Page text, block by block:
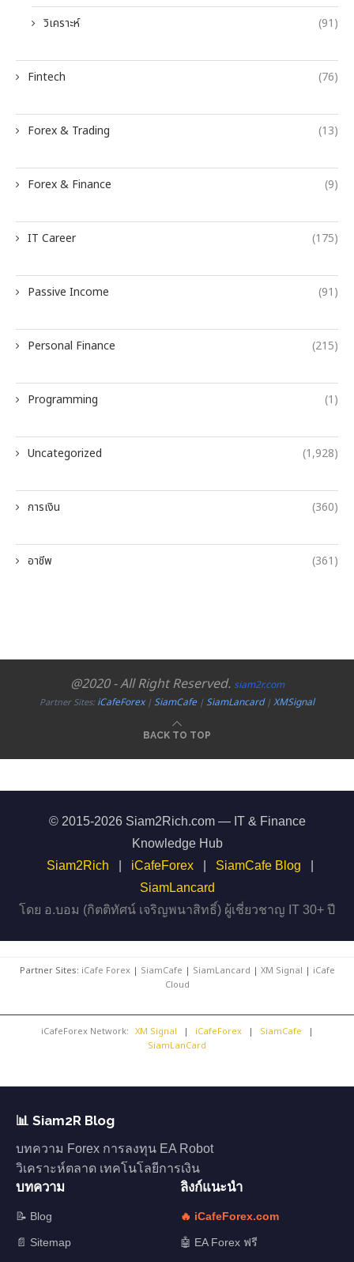
วิเคราะห์ (91)
Fintech (76)
Forex & Trading (13)
Forex & Finance (9)
IT Career (175)
Passive Income (91)
Personal Finance (215)
Programming (1)
Uncategorized (1,928)
การเงิน (360)
อาชีพ (361)
@2020 - All Right Reserved. siam2r.com
Partner Sites:iCafeForex|SiamCafe|SiamLancard|XMSignal
BACK TO TOP
© 2015-2026 Siam2Rich.com — IT & Finance
Knowledge Hub
Siam2Rich
iCafeForex SiamCafe Blog
SiamLancard
โดย อ.บอม (กิตติทัศน์ เจริญพนาสิทธิ์) ผู้เชี่ยวชาญ IT 30+ ปี
Partner Sites: iCafe Forex| SiamCafe | SiamLancard | XM Signal | iCafe
Cloud
iCafeForex Network: XM Signal | iCafeForex | SiamCafe
|
SiamLanCard
📊 Siam2R Blog
บทความ Forex การลงทุน EA Robot
วิเคราะห์ตลาด เทคโนโลยีการเงิน
บทความ
📝 Blog
📄 Sitemap
ลิงก์แนะนำ
🔥 iCafeForex.com
🤖 EA Forex ฟรี